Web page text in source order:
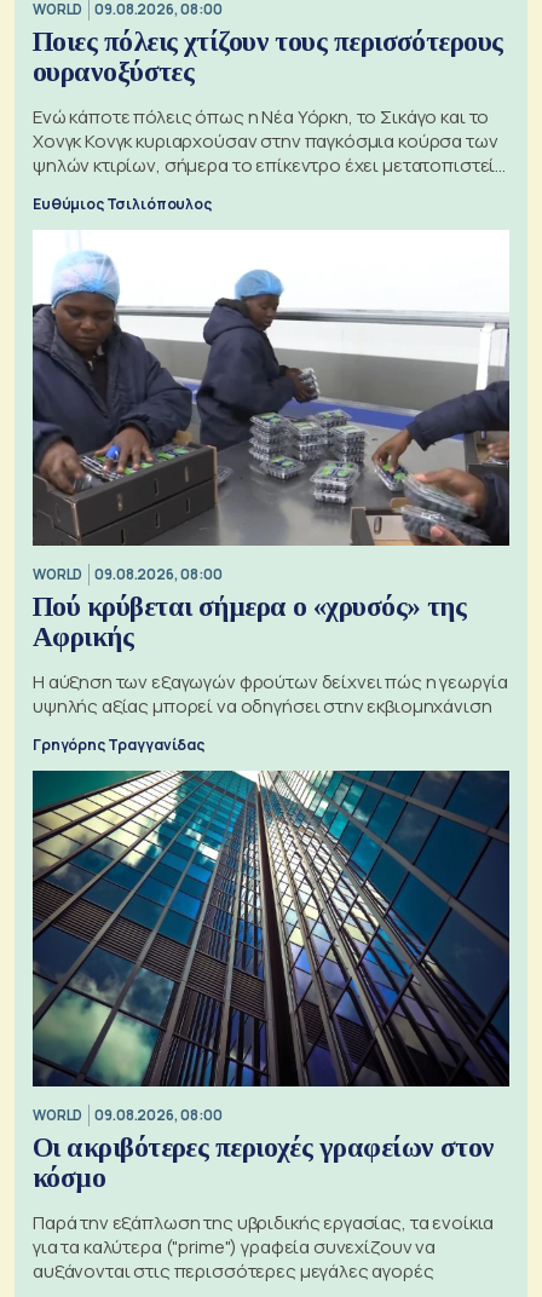
WORLD 09.08.2026, 08:00
Ποιες πόλεις χτίζουν τους περισσότερους
ουρανοξύστες
Ενώ κάποτε πόλεις όπως η Νέα Υόρκη, το Σικάγο και το
Χονγκ Κονγκ κυριαρχούσαν στην παγκόσμια κούρσα των
ψηλών κτιρίων, σήμερα το επίκεντρο έχει μετατοπιστεί
Ευθύμιος Τσιλιόπουλος
WORLD 09.08.2026, 08:00
Πού κρύβεται σήμερα ο «χρυσός» της
Αφρικής
Η αύξηση των εξαγωγών φρούτων δείχνει πώς η γεωργία
υψηλής αξίας μπορεί να οδηγήσει στην εκβιομηχάνιση
Γρηγόρης Τραγγανίδας
WORLD 09.08.2026, 08:00
Οι ακριβότερες περιοχές γραφείων στον
κόσμο
Παρά την εξάπλωση της υβριδικής εργασίας, τα ενοίκια
για τα καλύτερα ("prime") γραφεία συνεχίζουν να
αυξάνονται στις περισσότερες μεγάλες αγορές